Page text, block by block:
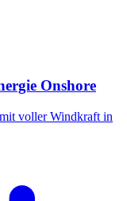
Onshore
voller Windkraft in